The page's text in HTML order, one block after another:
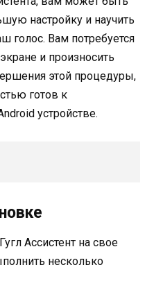
настройку и научить
голос. Вам потребуется
и произносить
этой процедуры,
готов к
устройстве.
Ассистент на свое
несколько